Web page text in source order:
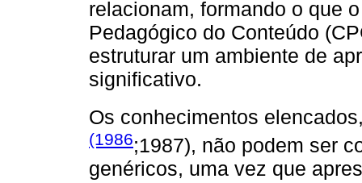
relacionam, formando o que
Pedagógico do Conteúdo
estruturar um ambiente de
significativo.
Os conhecimentos
(1986;1987), não podem ser
genéricos, uma vez que